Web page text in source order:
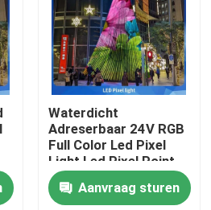
Waterdicht
Adreserbaar 24V RGB
Full Color Led Pixel
Light Led Pixel Point
Light
Aanvraag sturen